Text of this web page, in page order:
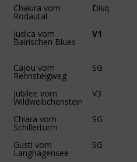
Chakira vom
Rodautal
Disq
Judica vom
Bairischen Blues
V1
Cajou vom
Rennsteigweg
SG
Jubilee vom
Wildweibchenstein
V3
Chiara vom
Schillerturm
SG
Gustl vom
Langhagensee
SG